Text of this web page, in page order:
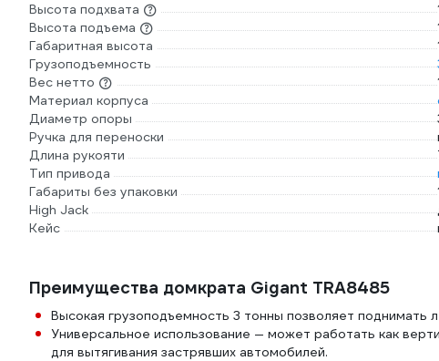
Высота подхвата
Высота подъема
Габаритная высота
Грузоподъемность
Вес нетто
Материал корпуса
Диаметр опоры
Ручка для переноски
Длина рукояти
Тип привода
Габариты без упаковки
High Jack
Кейс
Преимущества домкрата Gigant TRA8485
Высокая грузоподъемность 3 тонны позволяет поднимать
Универсальное использование — может работать как
для вытягивания застрявших автомобилей.